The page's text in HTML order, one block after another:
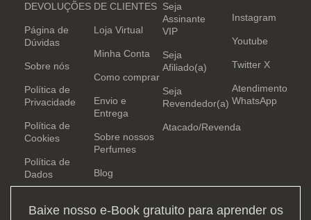
DEVOLUÇÕES
Página de
Dúvidas
Sobre nós
Política de
Privacidade
Política de
Cookies
Política de
Dados
DE CLIENTES
Loja Virtual
Minha Conta
Como comprar
Envio e
Entrega
Sobre nossos
Perfumes
Blog
Seja
Assinante
VIP
Seja
Afiliado(a)
Seja
Revendedor(a)
Atacado/Revenda
Instagram
Youtube
Twitter X
Atendimento
WhatsApp
Baixe nosso e-Book gratuito para aprender os